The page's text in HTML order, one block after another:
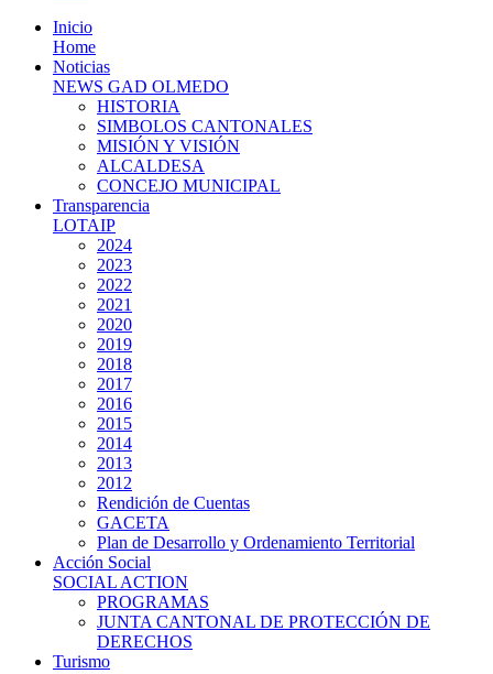
Inicio
Home
Noticias
NEWS GAD OLMEDO
HISTORIA
SIMBOLOS CANTONALES
MISIÓN Y VISIÓN
ALCALDESA
CONCEJO MUNICIPAL
Transparencia
LOTAIP
2024
2023
2022
2021
2020
2019
2018
2017
2016
2015
2014
2013
2012
Rendición de Cuentas
GACETA
Plan de Desarrollo y Ordenamiento Territorial
Acción Social
SOCIAL ACTION
PROGRAMAS
JUNTA CANTONAL DE PROTECCIÓN DE
DERECHOS
Turismo